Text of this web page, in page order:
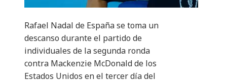
Rafael Nadal de España se toma un
descanso durante el partido de
individuales de la segunda ronda
contra Mackenzie McDonald de los
Estados Unidos en el tercer día del